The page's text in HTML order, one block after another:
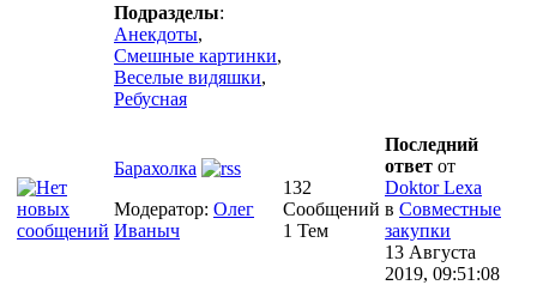
Подразделы:
Анекдоты,
Смешные картинки,
Веселые видяшки,
Ребусная
Барахолка
Модератор: Олег
Иваныч
132
Сообщений
1 Тем
Последний
ответ от
Doktor Lexa
в Совместные
закупки
13 Августа
2019, 09:51:08